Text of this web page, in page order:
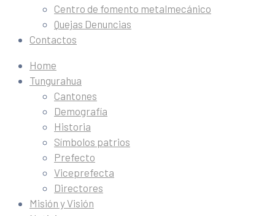
Centro de fomento metalmecánico
Quejas Denuncias
Contactos
Home
Tungurahua
Cantones
Demografía
Historia
Símbolos patrios
Prefecto
Viceprefecta
Directores
Misión y Visión